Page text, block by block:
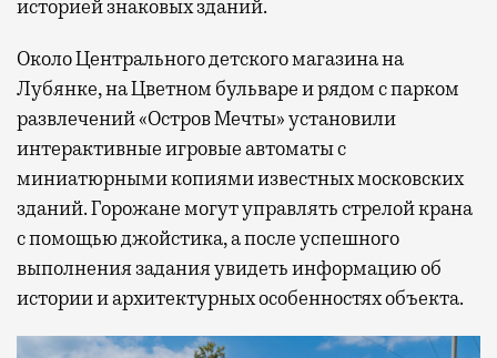
историей знаковых зданий.
Около Центрального детского магазина на
Лубянке, на Цветном бульваре и рядом с парком
развлечений «Остров Мечты» установили
интерактивные игровые автоматы с
миниатюрными копиями известных московских
зданий. Горожане могут управлять стрелой крана
с помощью джойстика, а после успешного
выполнения задания увидеть информацию об
истории и архитектурных особенностях объекта.